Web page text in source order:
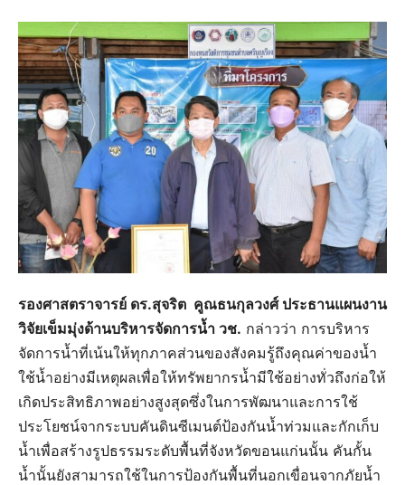
รองศาสตราจารย์ ดร.สุจริต คูณธนกุลวงศ์ ประธานแผนงาน
วิจัยเข็มมุ่งด้านบริหารจัดการน้ำ วช. กล่าวว่า การบริหาร
จัดการน้ำที่เน้นให้ทุกภาคส่วนของสังคมรู้ถึงคุณค่าของน้ำ
ใช้น้ำอย่างมีเหตุผลเพื่อให้ทรัพยากรน้ำมีใช้อย่างทั่วถึงก่อให้
เกิดประสิทธิภาพอย่างสูงสุดซึ่งในการพัฒนาและการใช้
ประโยชน์จากระบบคันดินซีเมนต์ป้องกันน้ำท่วมและกักเก็บ
น้ำเพื่อสร้างรูปธรรมระดับพื้นที่จังหวัดขอนแก่นนั้น คันกั้น
น้ำนั้นยังสามารถใช้ในการป้องกันพื้นที่นอกเขื่อนจากภัยน้ำ